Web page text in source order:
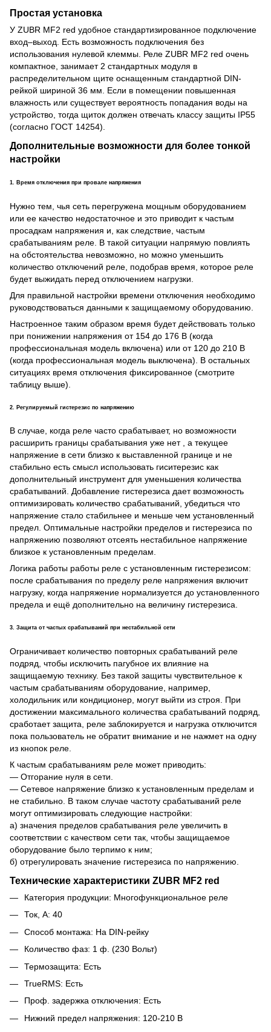
Простая установка
У ZUBR MF2 red удобное стандартизированное подключение
вход–выход. Есть возможность подключения без
использования нулевой клеммы. Реле ZUBR MF2 red очень
компактное, занимает 2 стандартных модуля в
распределительном щите оснащенным стандартной DIN-
рейкой шириной 36 мм. Если в помещении повышенная
влажность или существует вероятность попадания воды на
устройство, тогда щиток должен отвечать классу защиты IP55
(согласно ГОСТ 14254).
Дополнительные возможности для более тонкой
настройки
1. Время отключения при провале напряжения
Нужно тем, чья сеть перегружена мощным оборудованием
или ее качество недостаточное и это приводит к частым
просадкам напряжения и, как следствие, частым
срабатываниям реле. В такой ситуации напрямую повлиять
на обстоятельства невозможно, но можно уменьшить
количество отключений реле, подобрав время, которое реле
будет выжидать перед отключением нагрузки.
Для правильной настройки времени отключения необходимо
руководствоваться данными к защищаемому оборудованию.
Настроенное таким образом время будет действовать только
при понижении напряжения от 154 до 176 В (когда
профессиональная модель включена) или от 120 до 210 В
(когда профессиональная модель выключена). В остальных
ситуациях время отключения фиксированное (смотрите
таблицу выше).
2. Регулируемый гистерезис по напряжению
В случае, когда реле часто срабатывает, но возможности
расширить границы срабатывания уже нет , а текущее
напряжение в сети близко к выставленной границе и не
стабильно есть смысл использовать гиситерезис как
дополнительный инструмент для уменьшения количества
срабатываний. Добавление гистерезиса дает возможность
оптимизировать количество срабатываний, убедиться что
напряжение стало стабильнее и меньше чем установленный
предел. Оптимальные настройки пределов и гистерезиса по
напряжению позволяют отсеять нестабильное напряжение
близкое к установленным пределам.
Логика работы работы реле с установленным гистерезисом:
после срабатывания по пределу реле напряжения включит
нагрузку, когда напряжение нормализуется до установленного
предела и ещё дополнительно на величину гистерезиса.
3. Защита от частых срабатываний при нестабильной сети
Ограничивает количество повторных срабатываний реле
подряд, чтобы исключить пагубное их влияние на
защищаемую технику. Без такой защиты чувствительное к
частым срабатываниям оборудование, например,
холодильник или кондиционер, могут выйти из строя. При
достижении максимального количества срабатываний подряд,
сработает защита, реле заблокируется и нагрузка отключится
пока пользователь не обратит внимание и не нажмет на одну
из кнопок реле.
К частым срабатываниям реле может приводить:
— Отгорание нуля в сети.
— Сетевое напряжение близко к установленным пределам и
не стабильно. В таком случае частоту срабатываний реле
могут оптимизировать следующие настройки:
а) значения пределов срабатывания реле увеличить в
соответствии с качеством сети так, чтобы защищаемое
оборудование было терпимо к ним;
б) отрегулировать значение гистерезиса по напряжению.
Технические характеристики ZUBR MF2 red
Категория продукции: Многофункциональное реле
Ток, А: 40
Способ монтажа: На DIN-рейку
Количество фаз: 1 ф. (230 Вольт)
Термозащита: Есть
TrueRMS: Есть
Проф. задержка отключения: Есть
Нижний предел напряжения: 120-210 В